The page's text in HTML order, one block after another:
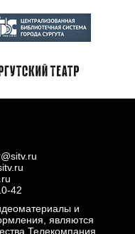
42
и
являются
Телекомпания